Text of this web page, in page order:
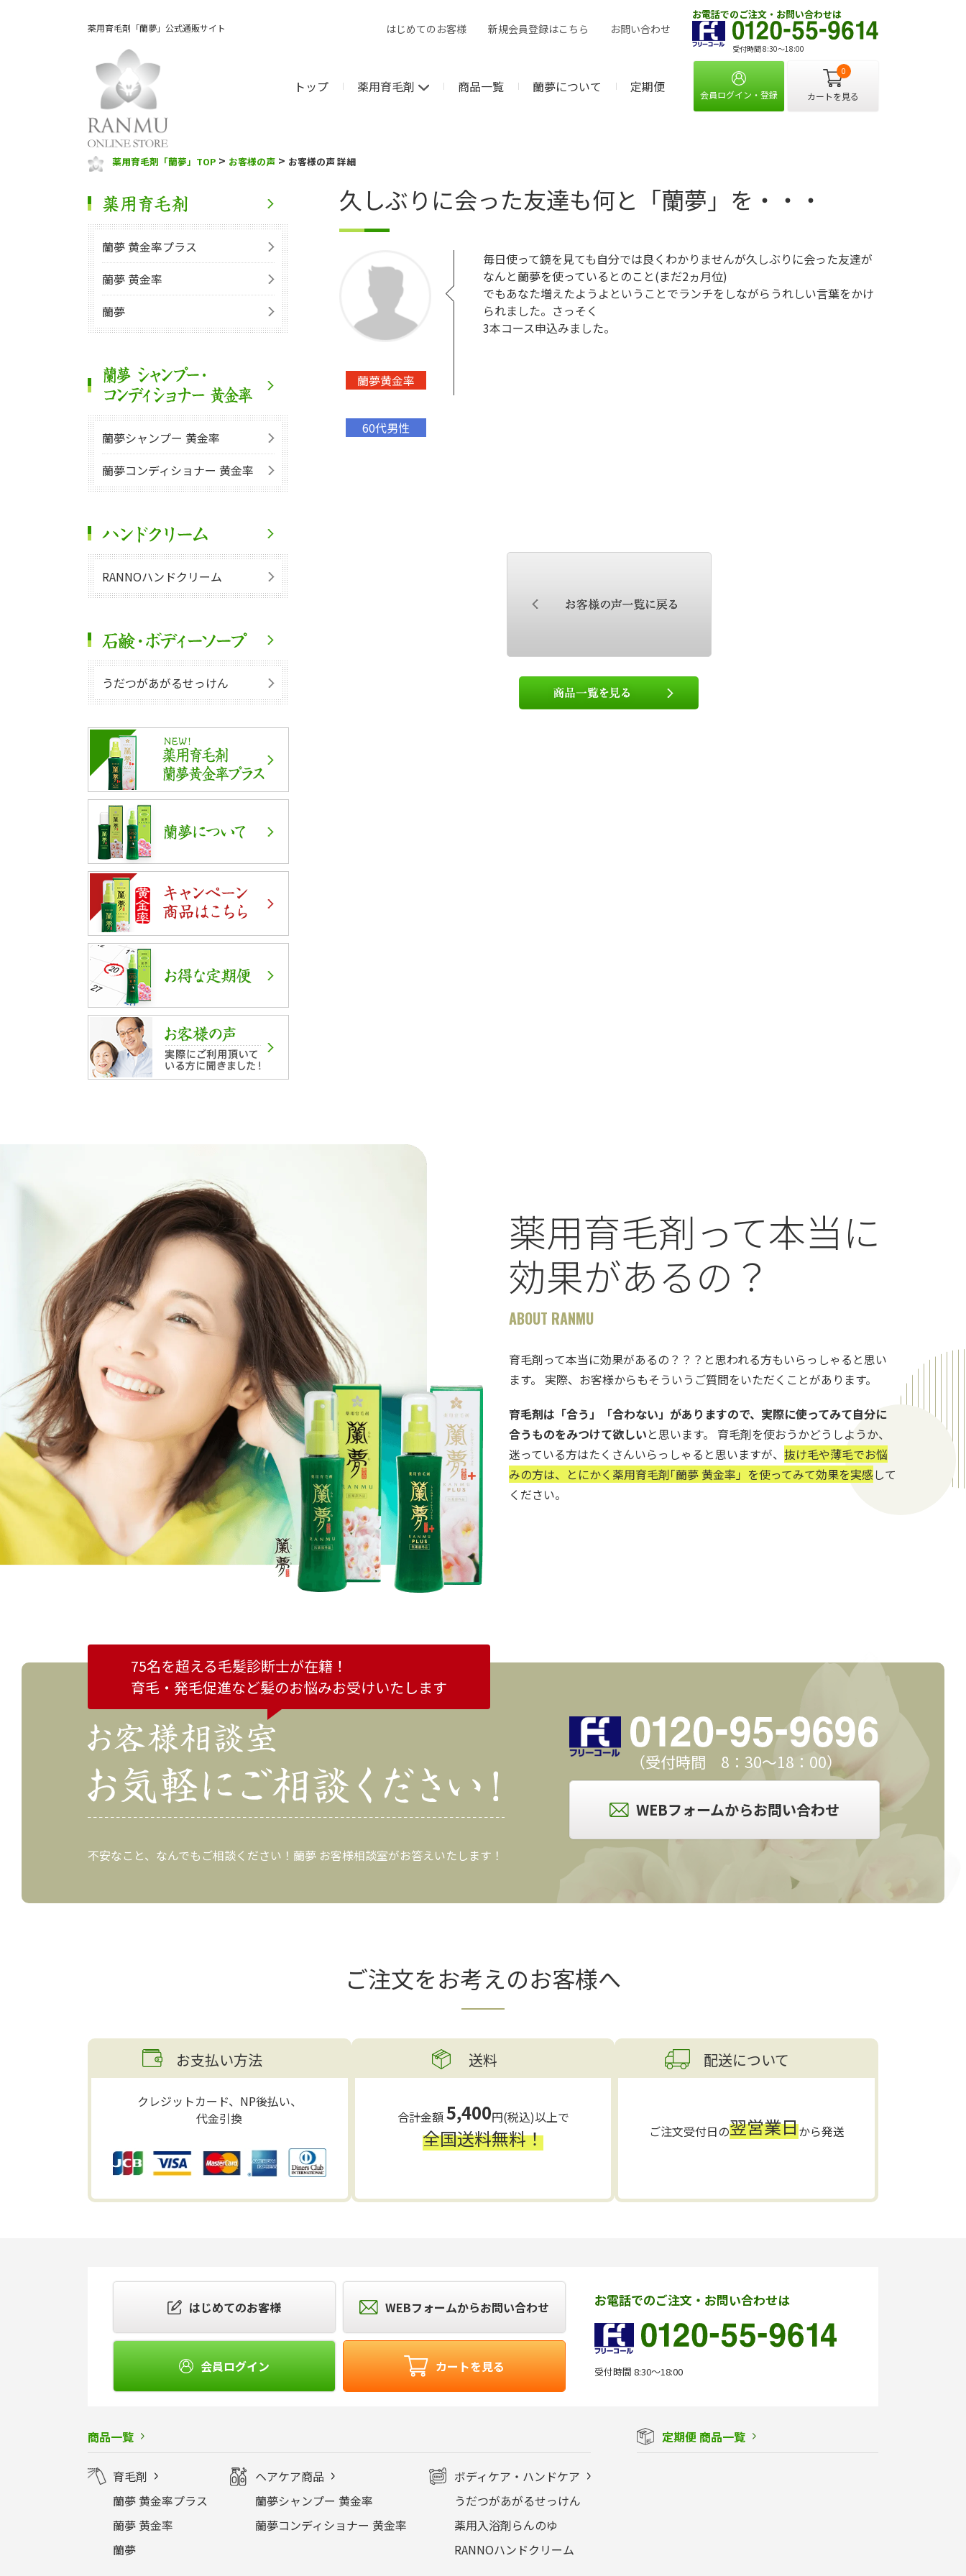
薬用育毛剤「蘭夢」公式通販サイト はじめてのお客様 新規会員登録はこちら お問い合わせ
お電話でのご注文・お問い合わせは
受付時間 8:30〜18:00
トップ 薬用育毛剤 商品一覧 蘭夢について 定期便 会員ログイン・登録
0
カートを見る
薬用育毛剤「蘭夢」TOP > お客様の声 > お客様の声 詳細
蘭夢 黄金率プラス
蘭夢 黄金率
蘭夢
蘭夢シャンプー 黄金率
蘭夢コンディショナー 黄金率
RANNOハンドクリーム
うだつがあがるせっけん
久しぶりに会った友達も何と「蘭夢」を・・・
蘭夢黄金率
60代男性
毎日使って鏡を見ても自分では良くわかりませんが久しぶりに会った友達が
なんと蘭夢を使っているとのこと(まだ2ヵ月位)
でもあなた増えたようよということでランチをしながらうれしい言葉をかけ
られました。さっそく
3本コース申込みました。
薬用育毛剤って本当に
効果があるの？
ABOUT RANMU
育毛剤って本当に効果があるの？？？と思われる方もいらっしゃると思い
ます。 実際、お客様からもそういうご質問をいただくことがあります。
育毛剤は「合う」「合わない」がありますので、実際に使ってみて自分に
合うものをみつけて欲しいと思います。 育毛剤を使おうかどうしようか、
迷っている方はたくさんいらっしゃると思いますが、 抜け毛や薄毛でお悩
みの方は、とにかく薬用育毛剤｢蘭夢 黄金率」を使ってみて効果を実感して
ください。
75名を超える毛髪診断士が在籍！
育毛・発毛促進など髪のお悩みお受けいたします
不安なこと、なんでもご相談ください！蘭夢 お客様相談室がお答えいたします！
（受付時間 8：30～18：00）
WEBフォームからお問い合わせ
ご注文をお考えのお客様へ
お支払い方法
クレジットカード、NP後払い、
代金引換
送料
合計金額5,400円(税込)以上で
全国送料無料！
配送について
ご注文受付日の翌営業日から発送
はじめてのお客様 WEBフォームからお問い合わせ
会員ログイン カートを見る
お電話でのご注文・お問い合わせは
受付時間 8:30〜18:00
商品一覧
育毛剤
蘭夢 黄金率プラス
蘭夢 黄金率
蘭夢
ヘアケア商品
蘭夢シャンプー 黄金率
蘭夢コンディショナー 黄金率
ボディケア・ハンドケア
うだつがあがるせっけん
薬用入浴剤らんのゆ
RANNOハンドクリーム
定期便 商品一覧